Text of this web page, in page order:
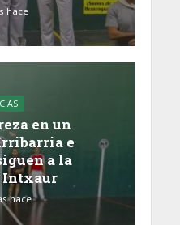
hace
en un
e
a la
Intxaur
hace